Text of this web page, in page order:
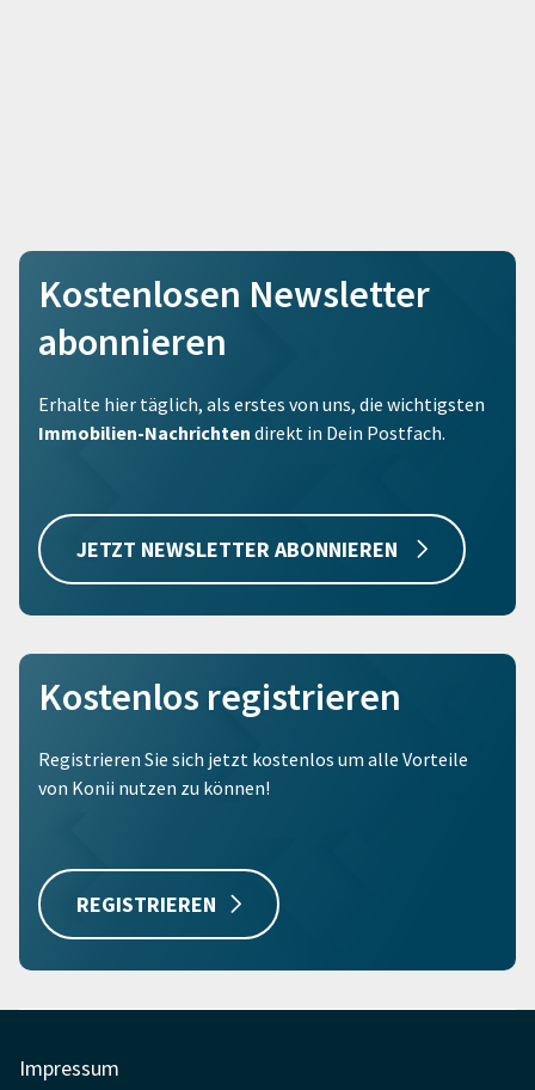
Kostenlosen Newsletter
abonnieren
Erhalte hier täglich, als erstes von uns, die wichtigsten
Immobilien-Nachrichten direkt in Dein Postfach.
JETZT NEWSLETTER ABONNIEREN
Kostenlos registrieren
Registrieren Sie sich jetzt kostenlos um alle Vorteile
von Konii nutzen zu können!
REGISTRIEREN
Impressum